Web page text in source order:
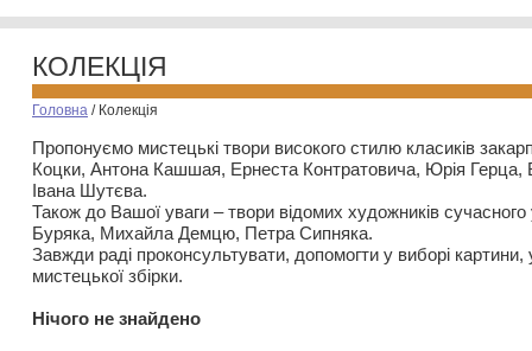
КОЛЕКЦІЯ
Головна / Колекція
Пропонуємо мистецькі твори високого стилю класиків
Коцки, Антона Кашшая, Ернеста Контратовича, Юрія
Івана Шутєва.
Також до Вашої уваги – твори відомих художників
Буряка, Михайла Демцю, Петра Сипняка.
Завжди раді проконсультувати, допомогти у виборі картини,
мистецької збірки.
Нiчого не знайдено